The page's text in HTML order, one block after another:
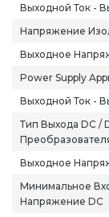
Выходной Ток -
Напряжение
Выходное
Power Supply
Выходной Ток -
Тип Выхода DC /
Выходное
Минимальное
Напряжение DC